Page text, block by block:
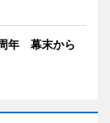
年 幕末から